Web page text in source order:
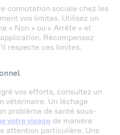
connotation sociale chez les
vos limites. Utilisez un
« Non » ou « Arrête » et
Récompensez
respecte ces limites.
vos efforts, consultez un
vétérinaire. Un léchage
problème de santé sous-
votre visage de manière
attention particulière. Une